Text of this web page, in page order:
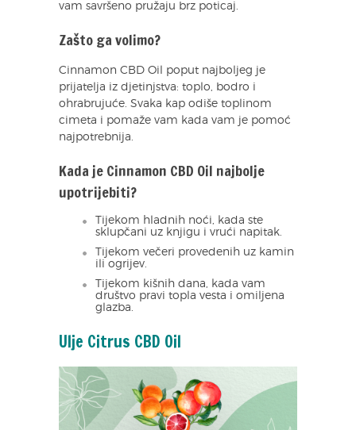
vam savršeno pružaju brz poticaj.
Zašto ga volimo?
Cinnamon CBD Oil poput najboljeg je
prijatelja iz djetinjstva: toplo, bodro i
ohrabrujuće. Svaka kap odiše toplinom
cimeta i pomaže vam kada vam je pomoć
najpotrebnija.
Kada je Cinnamon CBD Oil najbolje
upotrijebiti?
Tijekom hladnih noći, kada ste
sklupčani uz knjigu i vrući napitak.
Tijekom večeri provedenih uz kamin
ili ogrijev.
Tijekom kišnih dana, kada vam
društvo pravi topla vesta i omiljena
glazba.
Ulje Citrus CBD Oil